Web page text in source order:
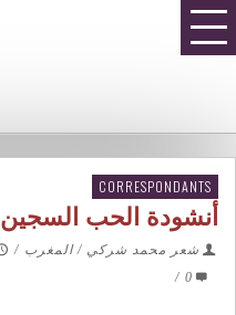
CORRESPONDANTS
أنشودة الحب السجين
شعر محمد شركي / المغرب /
0
/